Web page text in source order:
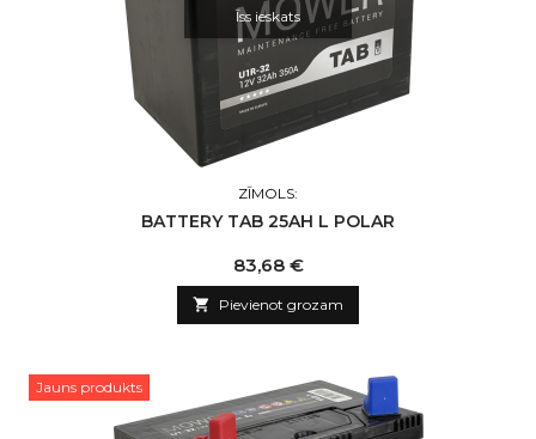
Īss ieskats
ZĪMOLS:
BATTERY TAB 25AH L POLAR
Cena
83,68 €
 Pievienot grozam
Jauns produkts